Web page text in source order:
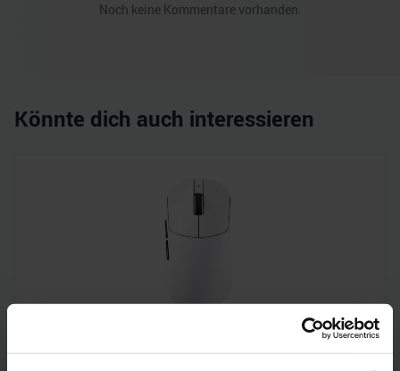
Noch keine Kommentare vorhanden.
Könnte dich auch interessieren
ATTACK SHARK X8PLUS (5 Tasten, PixArt PAW 3395 PRO,
700IPS, 500mAh Akku, Huano 100M Switches, 55g)